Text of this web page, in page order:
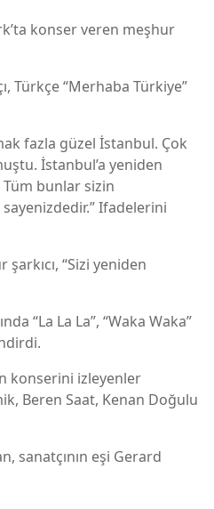
konser veren meşhur
Türkçe “Merhaba Türkiye”
fazla güzel İstanbul. Çok
İstanbul’a yeniden
bunlar sizin
Ifadelerini
“Sizi yeniden
“La La La”, “Waka Waka”
konserini izleyenler
Beren Saat, Kenan Doğulu
sanatçının eşi Gerard